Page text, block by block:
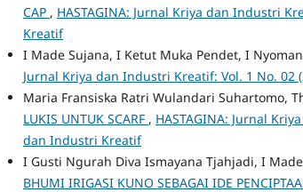
CAP , HASTAGINA: Jurnal Kriya dan Industri
Kreatif
I Made Sujana, I Ketut Muka Pendet, I
Jurnal Kriya dan Industri Kreatif: Vol. 1 No.
Maria Fransiska Ratri Wulandari Suhartomo,
LUKIS UNTUK SCARF , HASTAGINA: Jurnal
dan Industri Kreatif
I Gusti Ngurah Diva Ismayana Tjahjadi, I
BHUMI IRIGASI KUNO SEBAGAI IDE